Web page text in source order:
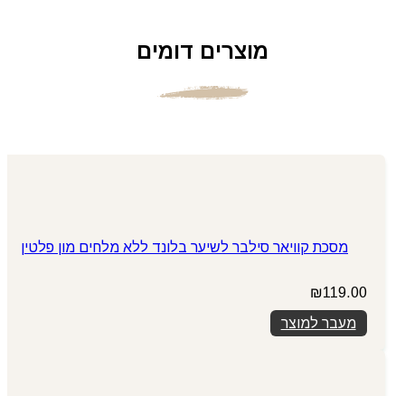
מוצרים דומים
מסכת קוויאר סילבר לשיער בלונד ללא מלחים מון פלטין
₪119.00
מעבר למוצר